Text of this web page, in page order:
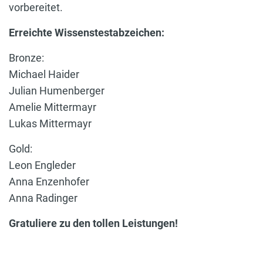
vorbereitet.
Erreichte Wissenstestabzeichen:
Bronze:
Michael Haider
Julian Humenberger
Amelie Mittermayr
Lukas Mittermayr
Gold:
Leon Engleder
Anna Enzenhofer
Anna Radinger
Gratuliere zu den tollen Leistungen!